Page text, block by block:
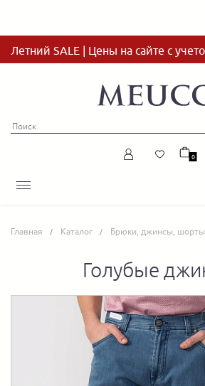
Летний SALE | Цены на сайте с
0
Главная Каталог Брюки, джинсы, шорты
Голубые